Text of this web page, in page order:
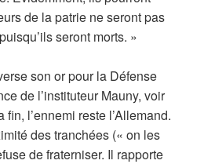
de la patrie ne seront pas
seront morts. »
son or pour la Défense
de l’instituteur Mauny, voir
l’ennemi reste l’Allemand.
des tranchées (« on les
de fraterniser. Il rapporte